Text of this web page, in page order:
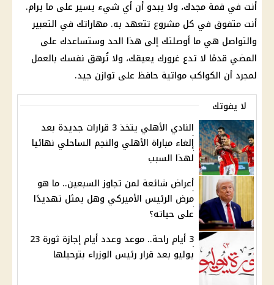
أنت في قمة مجدك، ولا يبدو أن أي شيء يسير على ما يرام.
أنت متفوق في كل مشروع تتعهد به. مهاراتك في التعبير
والتواصل هي ما أوصلتك إلى هذا الحد وستساعدك على
المضي قدمًا لا تدع غرورك يعيقك، ولا تُرهق نفسك بالعمل
لمجرد أن الكواكب مواتية حافظ على توازن جيد.
لا يفوتك
النادي الأهلي يتخذ 3 قرارات جديدة بعد
إلغاء مباراة الأهلي والنجم الساحلي نهائيا
لهذا السبب
أعراض شائعة لمن تجاوز السبعين.. ما هو
مرض الرئيس الأميركي وهل يمثل تهديدًا
على حياته؟
3 أيام راحة.. موعد وعدد أيام إجازة ثورة 23
يوليو بعد قرار رئيس الوزراء بترحيلها